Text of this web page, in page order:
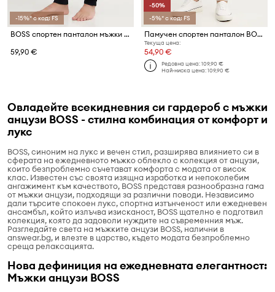
-15%* с код: FS
BOSS спортен панталон мъжки Waffle Pants Cuff
59,90 €
-50%
-5%* с код: FS
Памучен спортен панталон BOSS Iconic Pants
Текуща цена:
54,90 €
Редовна цена:109,90 €
Най-ниска цена:109,90 €
Овладейте всекидневния си гардероб с мъжки
анцузи BOSS - стилна комбинация от комфорт и
лукс
BOSS, синоним на лукс и вечен стил, разширява влиянието си в
сферата на ежедневното мъжко облекло с колекция от анцузи,
които безпроблемно съчетават комфорта с модата от висок
клас. Известен със своята изящна изработка и непоколебим
ангажимент към качеството, BOSS представя разнообразна гама
от мъжки анцузи, подходящи за различни поводи. Независимо
дали търсите спокоен лукс, спортна изтънченост или ежедневен
ансамбъл, който излъчва изисканост, BOSS щателно е подготвил
колекция, която да задоволи нуждите на съвременния мъж.
Разгледайте света на мъжките анцузи BOSS, налични в
answear.bg, и влезте в царство, където модата безпроблемно
среща релаксацията.
Нова дефиниция на ежедневната елегантност:
Мъжки анцузи BOSS